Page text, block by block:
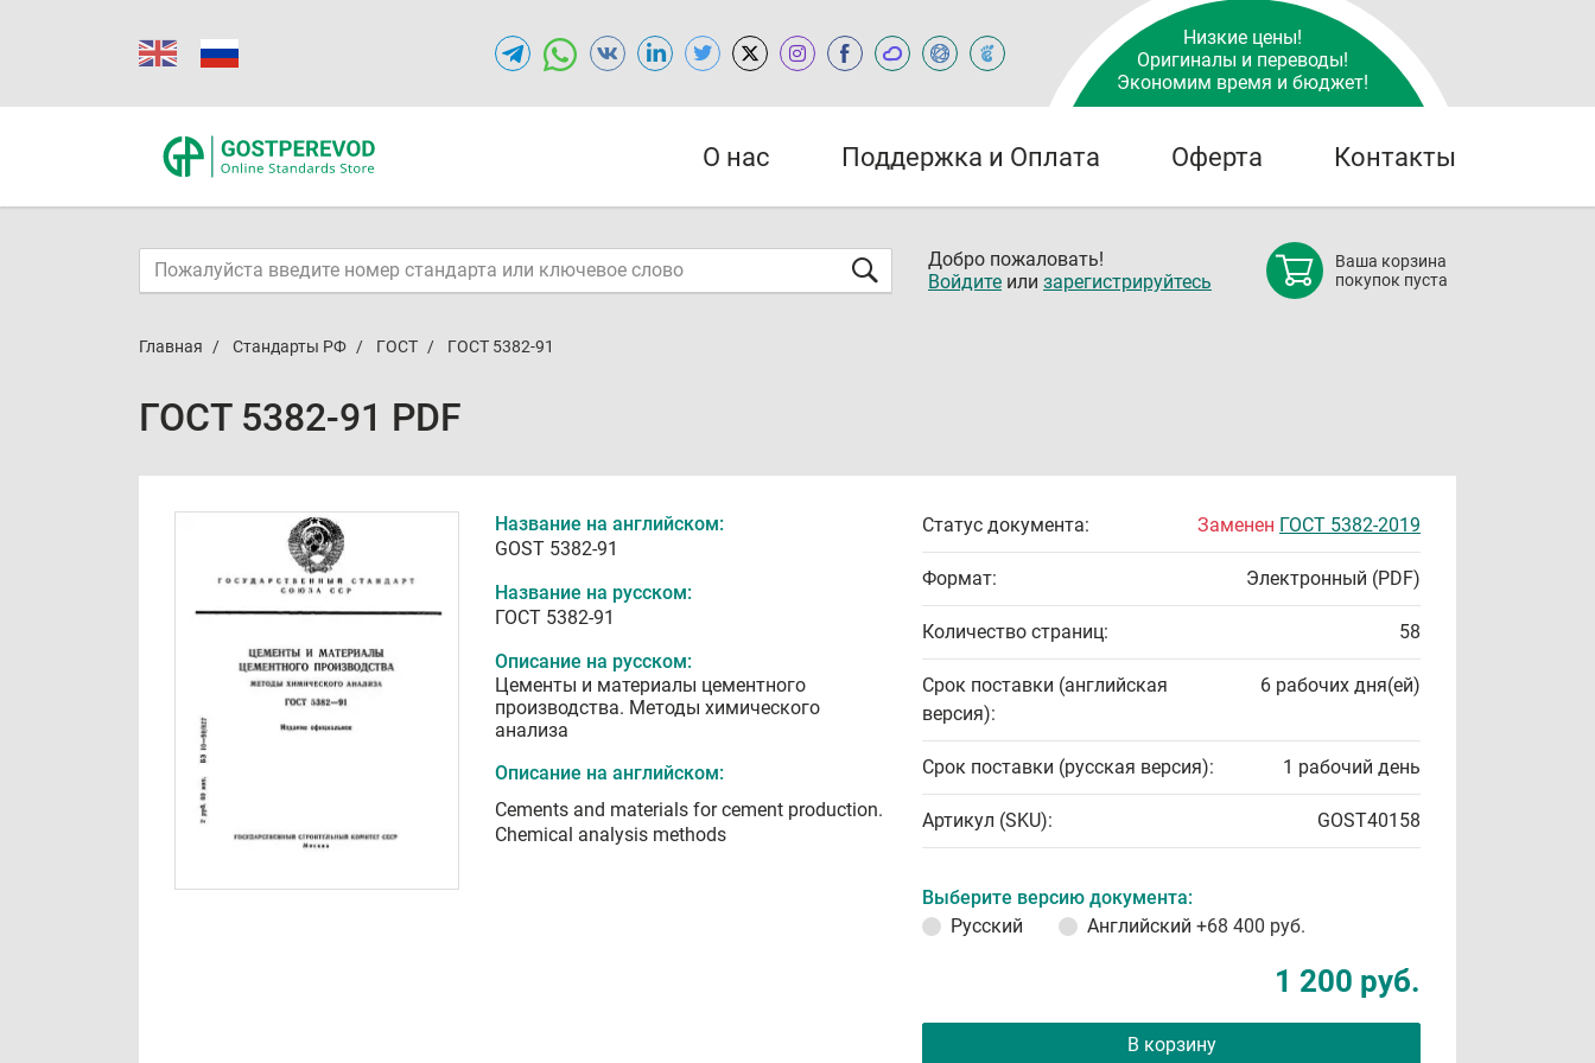
Низкие цены!
Оригиналы и переводы!
Экономим время и бюджет!
О нас Поддержка и Оплата Оферта Контакты
Добро пожаловать!
Войдите или зарегистрируйтесь
Ваша корзина
покупок пуста
Главная Стандарты РФ ГОСТ ГОСТ 5382-91
ГОСТ 5382-91 PDF
Название на английском:
GOST 5382-91
Название на русском:
ГОСТ 5382-91
Описание на русском:
Цементы и материалы цементного
производства. Методы химического
анализа
Описание на английском:
Cements and materials for cement production.
Chemical analysis methods
Статус документа: Заменен ГОСТ 5382-2019
Формат: Электронный (PDF)
Количество страниц: 58
Срок поставки (английская
версия):
6 рабочих дня(ей)
Срок поставки (русская версия): 1 рабочий день
Артикул (SKU): GOST40158
Выберите версию документа:
Русский
Английский +68 400 руб.
1 200 руб.
В корзину